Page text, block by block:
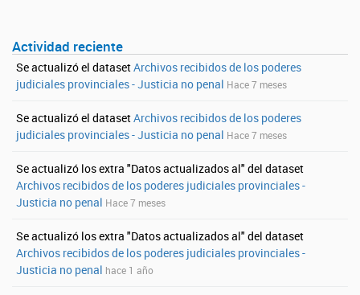
Actividad reciente
Se actualizó el datasetArchivos recibidos de los poderes
judiciales provinciales - Justicia no penal Hace 7 meses
Se actualizó el datasetArchivos recibidos de los poderes
judiciales provinciales - Justicia no penal Hace 7 meses
Se actualizó los extra "Datos actualizados al" del dataset
Archivos recibidos de los poderes judiciales provinciales -
Justicia no penal Hace 7 meses
Se actualizó los extra "Datos actualizados al" del dataset
Archivos recibidos de los poderes judiciales provinciales -
Justicia no penal hace 1 año